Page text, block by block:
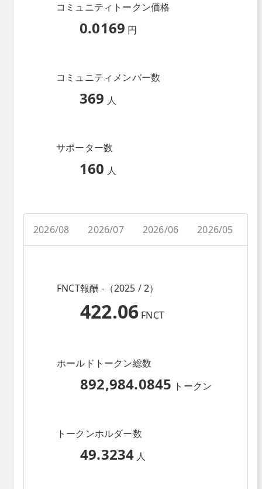
コミュニティトークン価格
0.0169 円
コミュニティメンバー数
369 人
サポーター数
160 人
2026/08 2026/07 2026/06 2026/05
FNCT報酬 -（2025 / 2）
422.06 FNCT
ホールドトークン総数
892,984.0845 トークン
トークンホルダー数
49.3234 人